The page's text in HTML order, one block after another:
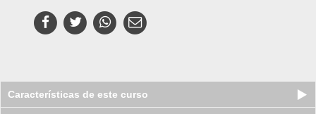
Características de este curso